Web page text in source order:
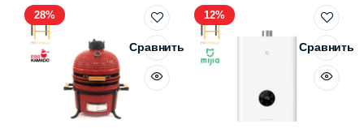
28%
Сравнить
12%
Сравнить